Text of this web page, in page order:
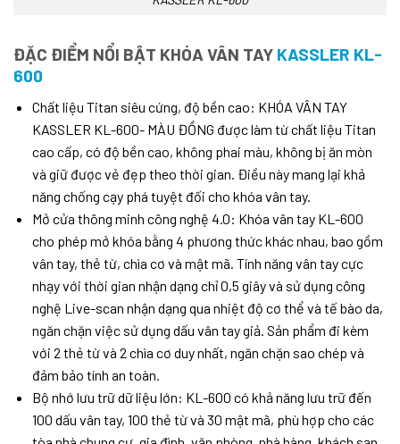
ĐẶC ĐIỂM NỔI BẬT KHÓA VÂN TAY KASSLER KL-
600
Chất liệu Titan siêu cứng, độ bền cao: KHÓA VÂN TAY
KASSLER KL-600- MÀU ĐỒNG được làm từ chất liệu Titan
cao cấp, có độ bền cao, không phai màu, không bị ăn mòn
và giữ được vẻ đẹp theo thời gian. Điều này mang lại khả
năng chống cạy phá tuyệt đối cho khóa vân tay.
Mở cửa thông minh công nghệ 4.0: Khóa vân tay KL-600
cho phép mở khóa bằng 4 phương thức khác nhau, bao gồm
vân tay, thẻ từ, chìa cơ và mật mã. Tính năng vân tay cực
nhạy với thời gian nhận dạng chỉ 0,5 giây và sử dụng công
nghệ Live-scan nhận dạng qua nhiệt độ cơ thể và tế bào da,
ngăn chặn việc sử dụng dấu vân tay giả. Sản phẩm đi kèm
với 2 thẻ từ và 2 chìa cơ duy nhất, ngăn chặn sao chép và
đảm bảo tính an toàn.
Bộ nhớ lưu trữ dữ liệu lớn: KL-600 có khả năng lưu trữ đến
100 dấu vân tay, 100 thẻ từ và 30 mật mã, phù hợp cho các